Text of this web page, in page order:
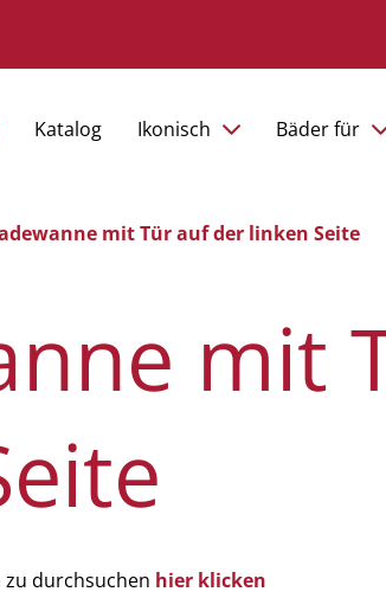
Katalog Ikonisch Bäder für
mit Tür auf der linken Seite
mit
zu durchsuchen hier klicken